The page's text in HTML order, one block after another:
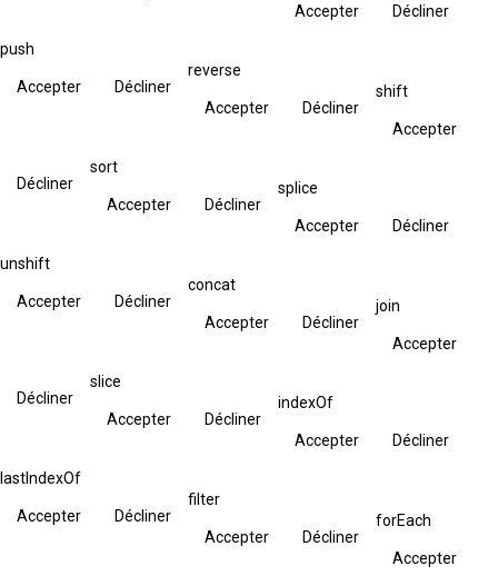
Accepter Décliner
push
Accepter Décliner
reverse
Accepter Décliner
shift
Accepter
Décliner
sort
Accepter Décliner
splice
Accepter Décliner
unshift
Accepter Décliner
concat
Accepter Décliner
join
Accepter
Décliner
slice
Accepter Décliner
indexOf
Accepter Décliner
lastIndexOf
Accepter Décliner
filter
Accepter Décliner
forEach
Accepter